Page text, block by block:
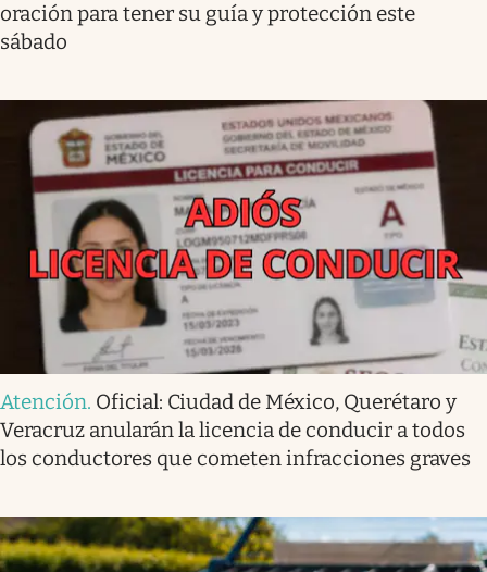
oración para tener su guía y protección este
sábado
Atención. Oficial: Ciudad de México, Querétaro y
Veracruz anularán la licencia de conducir a todos
los conductores que cometen infracciones graves